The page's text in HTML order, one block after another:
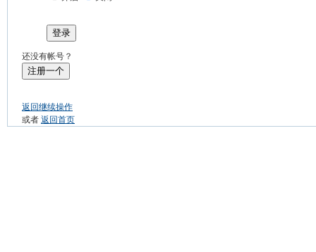
登录
还没有帐号？
注册一个
返回继续操作
或者 返回首页